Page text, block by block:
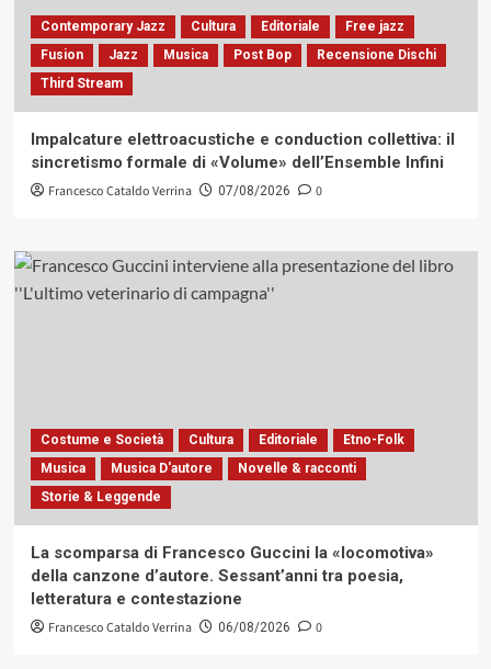
Contemporary Jazz Cultura Editoriale
Free jazz
Fusion
Jazz Musica Post Bop
Recensione Dischi
Third Stream
Impalcature elettroacustiche e conduction collettiva: il
sincretismo formale di «Volume» dell’Ensemble Infini
Francesco Cataldo Verrina 07/08/2026 0
Costume e Società Cultura Editoriale
Etno-Folk
Musica
Musica D'autore
Novelle & racconti
Storie & Leggende
La scomparsa di Francesco Guccini la «locomotiva»
della canzone d’autore. Sessant’anni tra poesia,
letteratura e contestazione
Francesco Cataldo Verrina 06/08/2026 0